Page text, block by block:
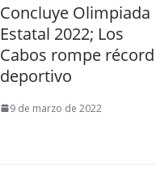
Concluye Olimpiada
Estatal 2022; Los
Cabos rompe récord
deportivo
9 de marzo de 2022